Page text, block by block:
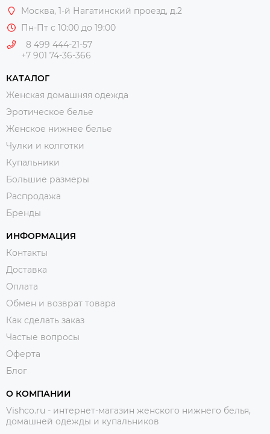
Москва, 1-й Нагатинский проезд, д.2
Пн-Пт с 10:00 до 19:00
8 499 444-21-57
+7 901 74-36-366
КАТАЛОГ
Женская домашняя одежда
Эротическое белье
Женское нижнее белье
Чулки и колготки
Купальники
Большие размеры
Распродажа
Бренды
ИНФОРМАЦИЯ
Контакты
Доставка
Оплата
Обмен и возврат товара
Как сделать заказ
Частые вопросы
Оферта
Блог
О КОМПАНИИ
Vishco.ru - интернет-магазин женского нижнего белья,
домашней одежды и купальников